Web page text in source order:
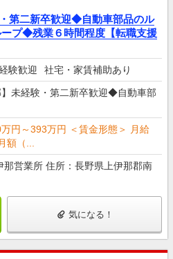
第二新卒歓迎◆自動車部品のル
プ◆残業６時間程度【転職支援
験歓迎 社宅・家賃補助あり
】未経験・第二新卒歓迎◆自動車部
円～393万円 ＜賃金形態＞ 月給
額（...
那営業所 住所：長野県上伊那郡南
気になる！